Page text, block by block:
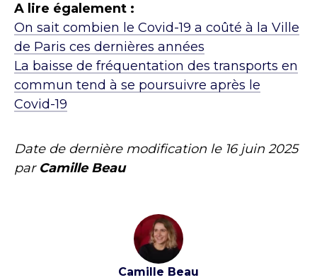
A lire également :
On sait combien le Covid-19 a coûté à la Ville
de Paris ces dernières années
La baisse de fréquentation des transports en
commun tend à se poursuivre après le
Covid-19
Date de dernière modification le 16 juin 2025
par Camille Beau
Camille Beau